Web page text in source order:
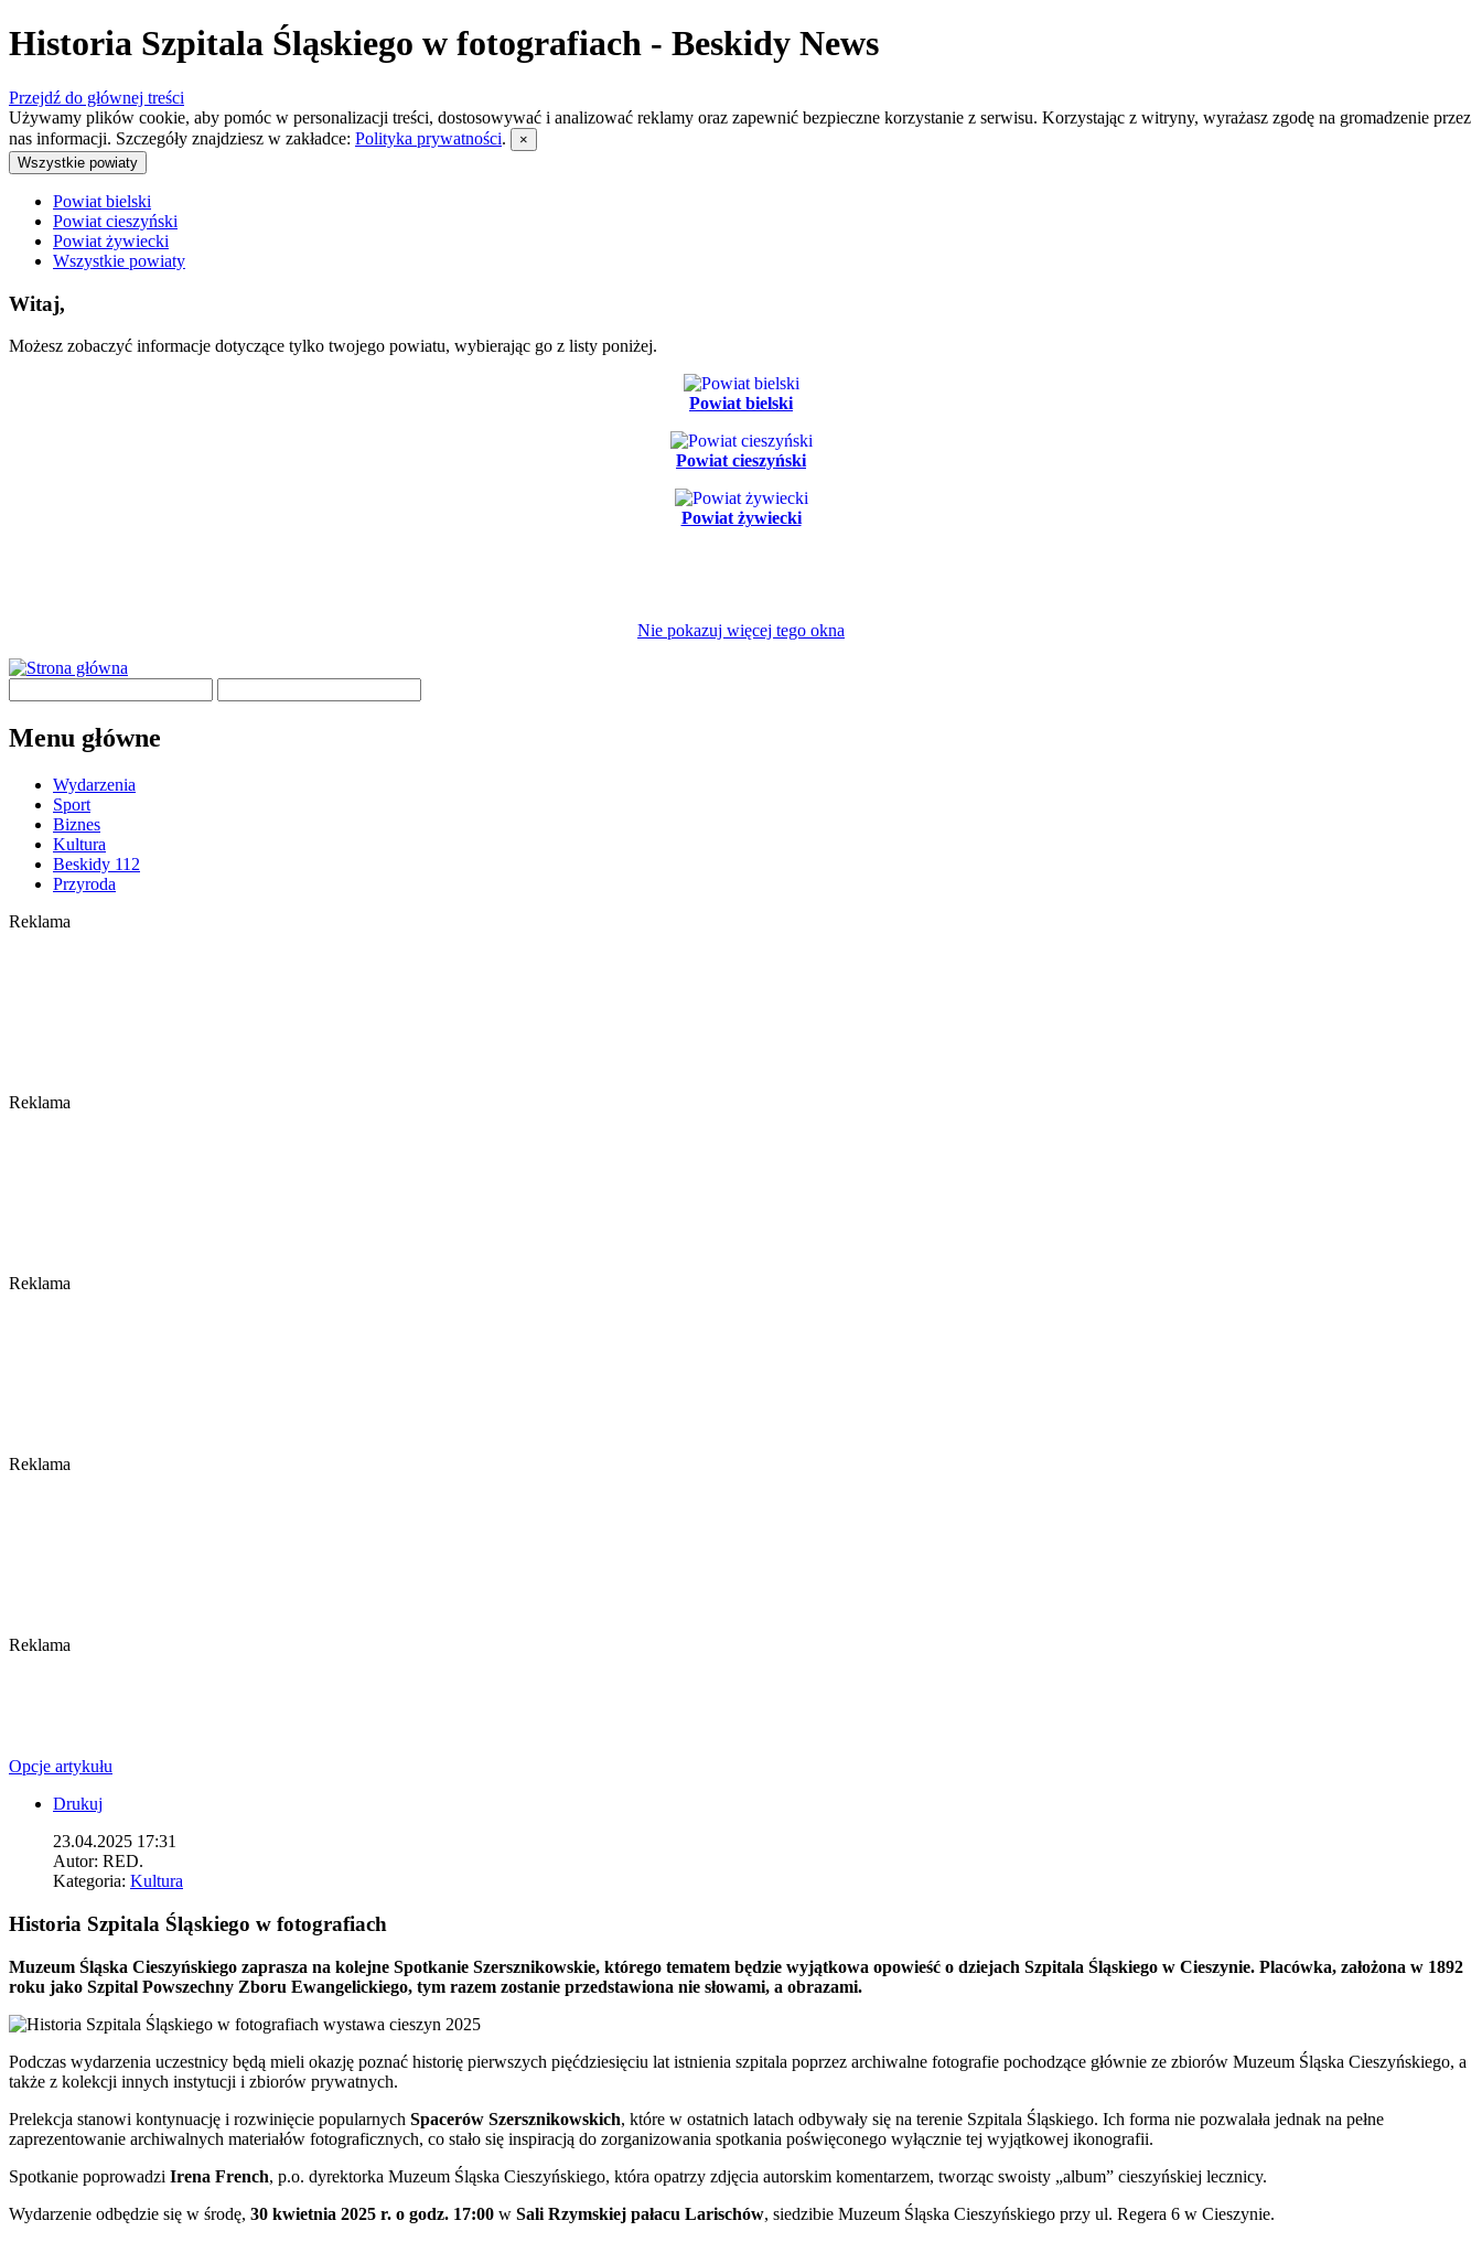
Historia Szpitala Śląskiego w fotografiach - Beskidy News
Przejdź do głównej treści
Używamy plików cookie, aby pomóc w personalizacji treści, dostosowywać i analizować reklamy oraz zapewnić bezpieczne korzystanie z serwisu. Korzystając z witryny, wyrażasz zgodę na gromadzenie przez
nas informacji. Szczegóły znajdziesz w zakładce: Polityka prywatności.
×
Wszystkie powiaty
Powiat bielski
Powiat cieszyński
Powiat żywiecki
Wszystkie powiaty
Witaj,
Możesz zobaczyć informacje dotyczące tylko twojego powiatu, wybierając go z listy poniżej.
Powiat bielski
Powiat cieszyński
Powiat żywiecki
Nie pokazuj więcej tego okna
Menu główne
Wydarzenia
Sport
Biznes
Kultura
Beskidy 112
Przyroda
Reklama
Reklama
Reklama
Reklama
Reklama
Opcje artykułu
Drukuj
23.04.2025 17:31
Autor: RED.
Kategoria: Kultura
Historia Szpitala Śląskiego w fotografiach
Muzeum Śląska Cieszyńskiego zaprasza na kolejne Spotkanie Szersznikowskie, którego tematem będzie wyjątkowa opowieść o dziejach Szpitala Śląskiego w Cieszynie. Placówka, założona w 1892
roku jako Szpital Powszechny Zboru Ewangelickiego, tym razem zostanie przedstawiona nie słowami, a obrazami.
Podczas wydarzenia uczestnicy będą mieli okazję poznać historię pierwszych pięćdziesięciu lat istnienia szpitala poprzez archiwalne fotografie pochodzące głównie ze zbiorów Muzeum Śląska Cieszyńskiego, a
także z kolekcji innych instytucji i zbiorów prywatnych.
Prelekcja stanowi kontynuację i rozwinięcie popularnych Spacerów Szersznikowskich, które w ostatnich latach odbywały się na terenie Szpitala Śląskiego. Ich forma nie pozwalała jednak na pełne
zaprezentowanie archiwalnych materiałów fotograficznych, co stało się inspiracją do zorganizowania spotkania poświęconego wyłącznie tej wyjątkowej ikonografii.
Spotkanie poprowadzi Irena French, p.o. dyrektorka Muzeum Śląska Cieszyńskiego, która opatrzy zdjęcia autorskim komentarzem, tworząc swoisty „album” cieszyńskiej lecznicy.
Wydarzenie odbędzie się w środę, 30 kwietnia 2025 r. o godz. 17:00 w Sali Rzymskiej pałacu Larischów, siedzibie Muzeum Śląska Cieszyńskiego przy ul. Regera 6 w Cieszynie.